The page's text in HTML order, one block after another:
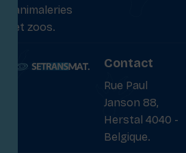
animaleries
et zoos.
Contact
Rue Paul
Janson 88,
Herstal 4040 -
Belgique.